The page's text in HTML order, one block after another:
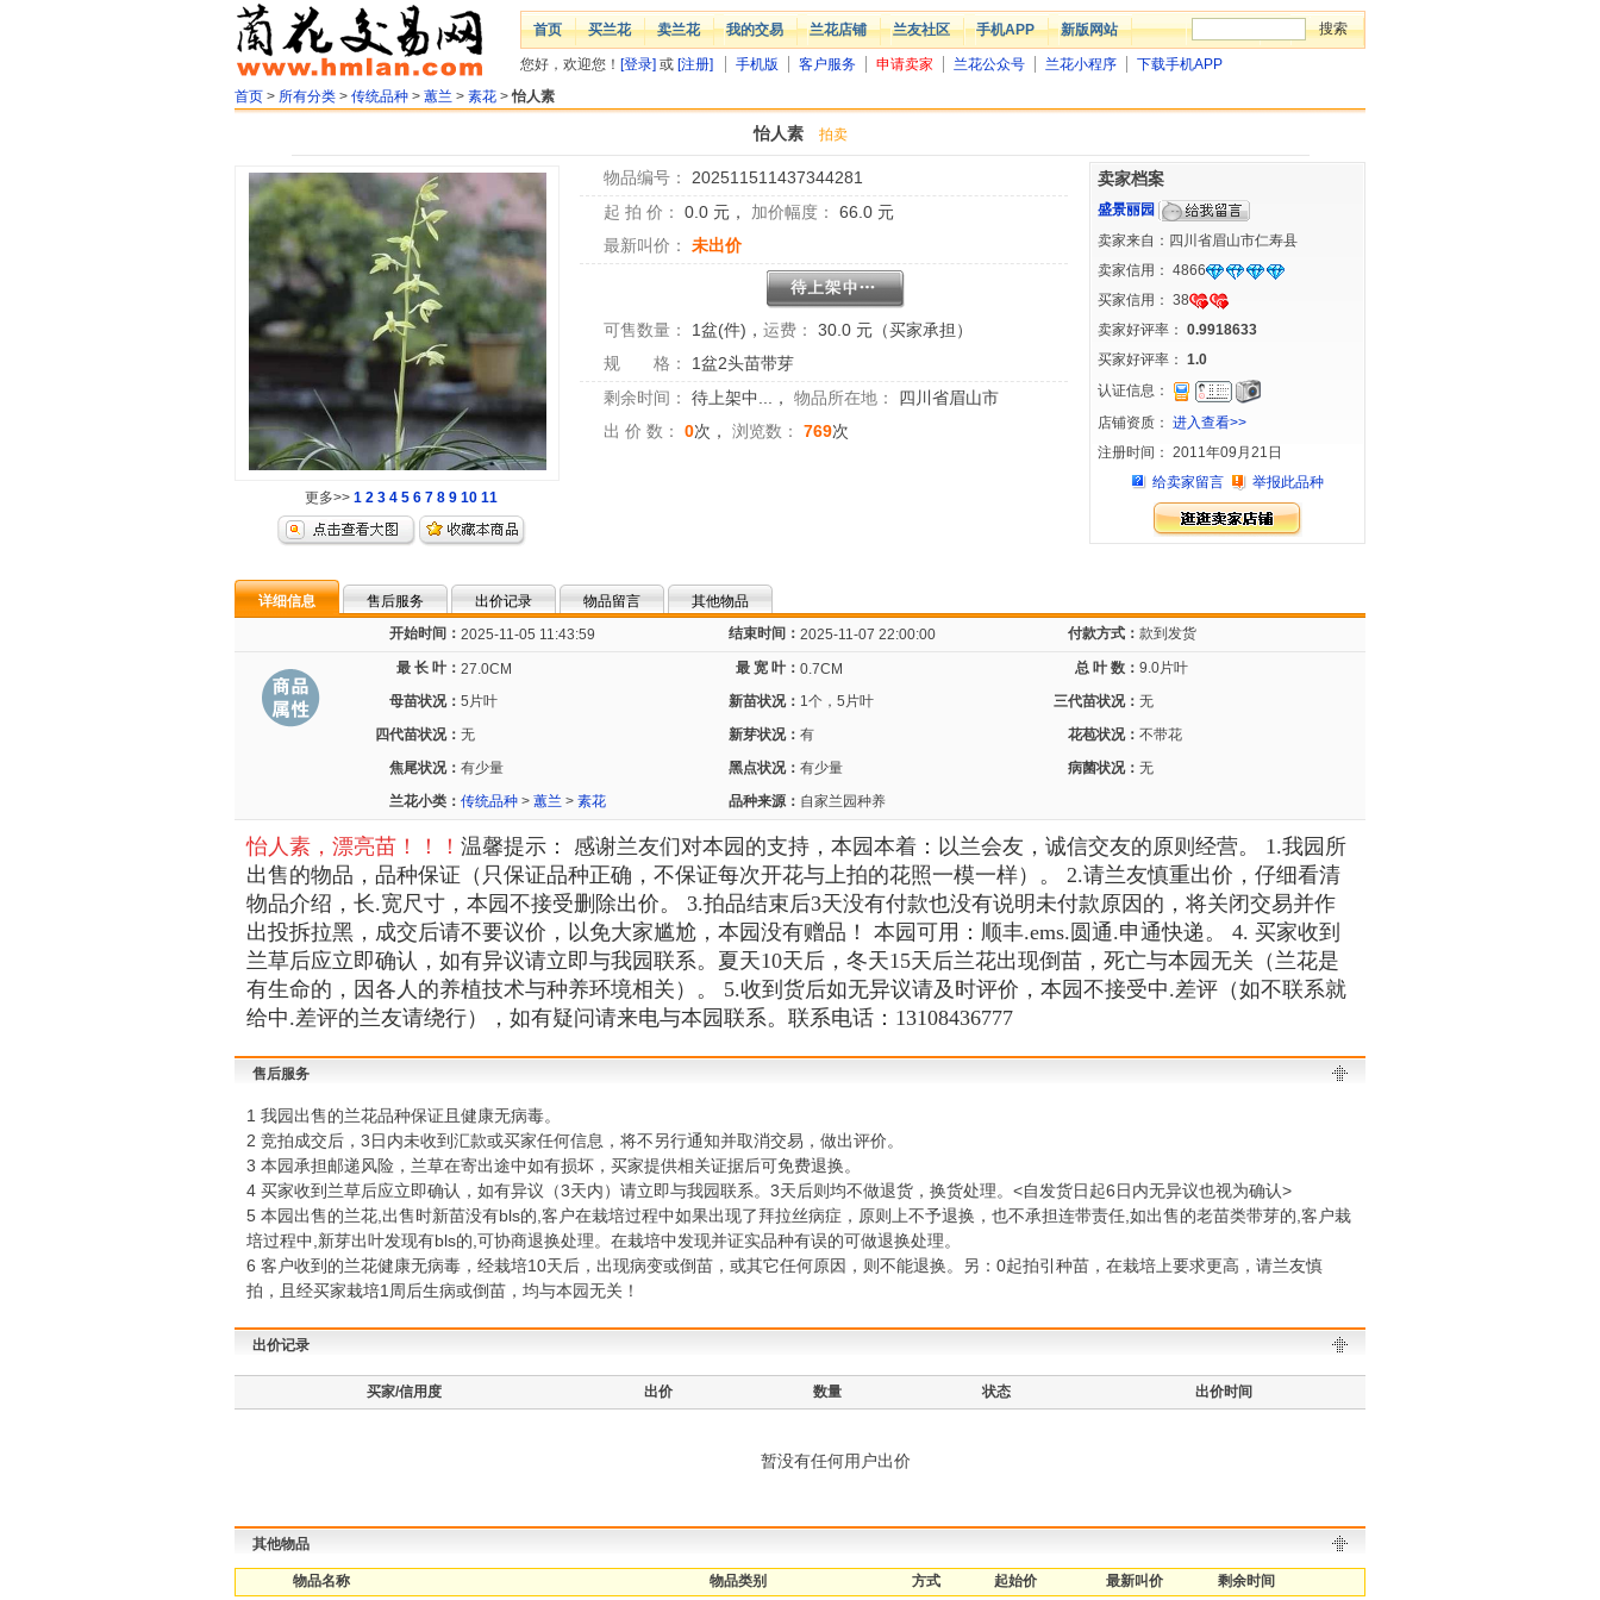
首页 买兰花 卖兰花 我的交易 兰花店铺 兰友社区 手机APP 新版网站
您好，欢迎您！ [登录] 或 [注册] 手机版 客户服务 申请卖家 兰花公众号 兰花小程序
下载手机APP
首页 > 所有分类 > 传统品种 > 蕙兰 > 素花 >怡人素
怡人素 拍卖
更多>> 1 2 3 4 5 6 7 8 9 10 11
物品编号：
202511511437344281
起 拍 价：
0.0 元， 加价幅度： 66.0 元
最新叫价：
未出价
可售数量： 1盆(件) ， 运费：
30.0 元（买家承担）
规 格：
1盆2头苗带芽
剩余时间：
待上架中... ， 物品所在地：
四川省眉山市
出 价 数：
0次， 浏览数： 769次
卖家档案
盛景丽园
卖家来自：四川省眉山市仁寿县
卖家信用： 4866
买家信用： 38
卖家好评率： 0.9918633
买家好评率： 1.0
认证信息：
店铺资质： 进入查看>>
注册时间： 2011年09月21日
给卖家留言
举报此品种
详细信息 售后服务 出价记录 物品留言
其他物品
开始时间： 2025-11-05 11:43:59 结束时间： 2025-11-07 22:00:00 付款方式： 款到发货
最 长 叶： 27.0CM 最 宽 叶： 0.7CM 总 叶 数： 9.0片叶
母苗状况： 5片叶 新苗状况： 1个，5片叶 三代苗状况： 无
四代苗状况： 无 新芽状况： 有 花苞状况： 不带花
焦尾状况： 有少量 黑点状况： 有少量 病菌状况： 无
兰花小类： 传统品种 > 蕙兰 > 素花 品种来源： 自家兰园种养
怡人素，漂亮苗！！！ 温馨提示： 感谢兰友们对本园的支持，本园本着：以兰会友，诚信交友的原则经营。 1.我园所
出售的物品，品种保证（只保证品种正确，不保证每次开花与上拍的花照一模一样）。 2.请兰友慎重出价，仔细看清
物品介绍，长.宽尺寸，本园不接受删除出价。 3.拍品结束后3天没有付款也没有说明未付款原因的，将关闭交易并作
出投拆拉黑，成交后请不要议价，以免大家尴尬，本园没有赠品！ 本园可用：顺丰.ems.圆通.申通快递。 4. 买家收到
兰草后应立即确认，如有异议请立即与我园联系。夏天10天后，冬天15天后兰花出现倒苗，死亡与本园无关（兰花是
有生命的，因各人的养植技术与种养环境相关）。 5.收到货后如无异议请及时评价，本园不接受中.差评（如不联系就
给中.差评的兰友请绕行），如有疑问请来电与本园联系。联系电话：13108436777
售后服务
1 我园出售的兰花品种保证且健康无病毒。
2 竞拍成交后，3日内未收到汇款或买家任何信息，将不另行通知并取消交易，做出评价。
3 本园承担邮递风险，兰草在寄出途中如有损坏，买家提供相关证据后可免费退换。
4 买家收到兰草后应立即确认，如有异议（3天内）请立即与我园联系。3天后则均不做退货，换货处理。<自发货日起6日内无异议也视为确认>
5 本园出售的兰花,出售时新苗没有bls的,客户在栽培过程中如果出现了拜拉丝病症，原则上不予退换，也不承担连带责任,如出售的老苗类带芽的,客户栽
培过程中,新芽出叶发现有bls的,可协商退换处理。在栽培中发现并证实品种有误的可做退换处理。
6 客户收到的兰花健康无病毒，经栽培10天后，出现病变或倒苗，或其它任何原因，则不能退换。另：0起拍引种苗，在栽培上要求更高，请兰友慎
拍，且经买家栽培1周后生病或倒苗，均与本园无关！
出价记录
买家/信用度 出价 数量 状态 出价时间
暂没有任何用户出价
其他物品
物品名称 物品类别 方式 起始价 最新叫价 剩余时间